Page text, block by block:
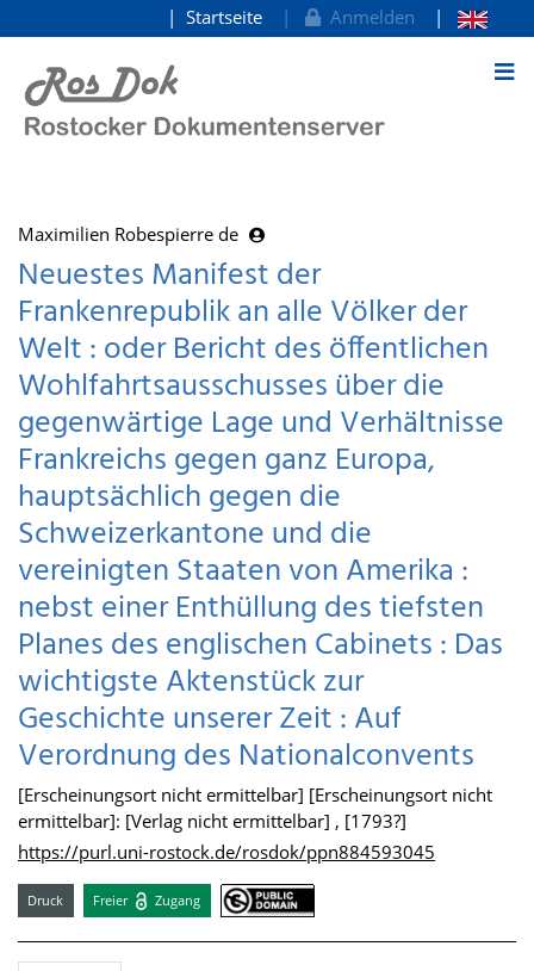
zum Inhalt
Startseite Anmelden
Maximilien Robespierre de
Neuestes Manifest der
Frankenrepublik an alle Völker der
Welt : oder Bericht des öffentlichen
Wohlfahrtsausschusses über die
gegenwärtige Lage und Verhältnisse
Frankreichs gegen ganz Europa,
hauptsächlich gegen die
Schweizerkantone und die
vereinigten Staaten von Amerika :
nebst einer Enthüllung des tiefsten
Planes des englischen Cabinets : Das
wichtigste Aktenstück zur
Geschichte unserer Zeit : Auf
Verordnung des Nationalconvents
[Erscheinungsort nicht ermittelbar] [Erscheinungsort nicht
ermittelbar]: [Verlag nicht ermittelbar] , [1793?]
https://purl.uni-rostock.de/rosdok/ppn884593045
Druck Freier Zugang